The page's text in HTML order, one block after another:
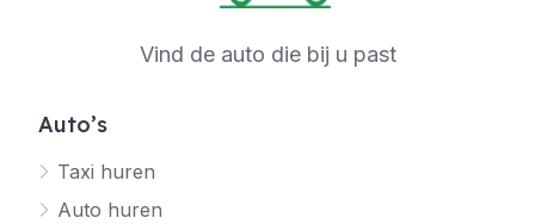
Vind de auto die bij u past
Auto’s
Taxi huren
Auto huren